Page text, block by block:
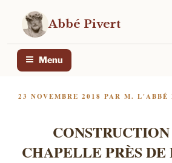
contenu
principal
Abbé Pivert
Menu
PUBLIÉ
23 NOVEMBRE 2018 PAR M. L'ABBÉ
CONSTRUCTION
CHAPELLE PRÈS